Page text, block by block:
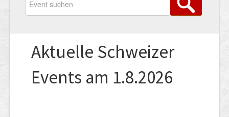
Vorteile
Medienbooster
Event erfassen
Aktuelle Schweizer
Events am 1.8.2026